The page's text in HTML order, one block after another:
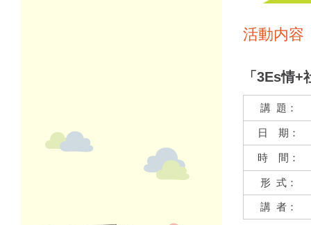
活動内容
「3Es情
講 題：
日 期：
時 間：
形 式：
講 者：